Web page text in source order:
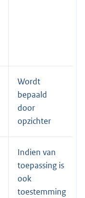
Wordt
bepaald
door
opzichter
Indien van
toepassing is
ook
toestemming